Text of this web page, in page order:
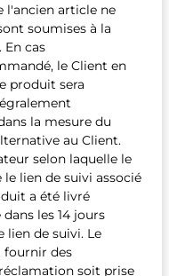
l'ancien article ne
soumises à la
cas
le Client en
produit sera
la mesure du
au Client.
selon laquelle le
lien de suivi associé
a été livré
les 14 jours
lien de suivi. Le
fournir des
soit prise